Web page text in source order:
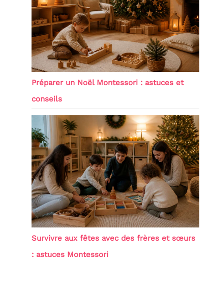
Préparer un Noël Montessori : astuces et
conseils
Survivre aux fêtes avec des frères et sœurs
: astuces Montessori